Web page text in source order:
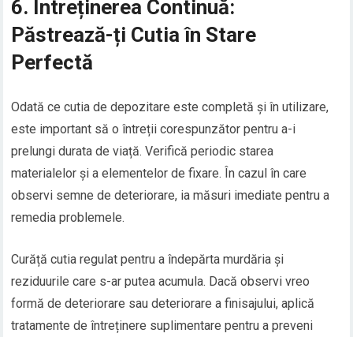
6. Întreținerea Continuă:
Păstrează-ți Cutia în Stare
Perfectă
Odată ce cutia de depozitare este completă și în utilizare,
este important să o întreții corespunzător pentru a-i
prelungi durata de viață. Verifică periodic starea
materialelor și a elementelor de fixare. În cazul în care
observi semne de deteriorare, ia măsuri imediate pentru a
remedia problemele.
Curăță cutia regulat pentru a îndepărta murdăria și
reziduurile care s-ar putea acumula. Dacă observi vreo
formă de deteriorare sau deteriorare a finisajului, aplică
tratamente de întreținere suplimentare pentru a preveni